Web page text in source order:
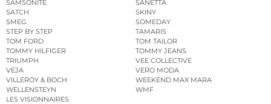
SAMSONITE
SANETTA
SATCH
SKINY
SMEG
SOMEDAY
STEP BY STEP
TAMARIS
TOM FORD
TOM TAILOR
TOMMY HILFIGER
TOMMY JEANS
TRIUMPH
VEE COLLECTIVE
VEJA
VERO MODA
VILLEROY & BOCH
WEEKEND MAX MARA
WELLENSTEYN
WMF
LES VISIONNAIRES